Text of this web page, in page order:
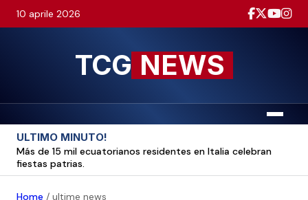
10 aprile 2026
TCG NEWS
Menu
ULTIMO MINUTO!
Más de 15 mil ecuatorianos residentes en Italia celebran
fiestas patrias.
Home / ultime news